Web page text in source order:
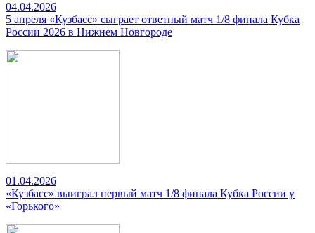
04.04.2026
5 апреля «Кузбасс» сыграет ответный матч 1/8 финала Кубка
России 2026 в Нижнем Новгороде
01.04.2026
«Кузбасс» выиграл первый матч 1/8 финала Кубка России у
«Горького»